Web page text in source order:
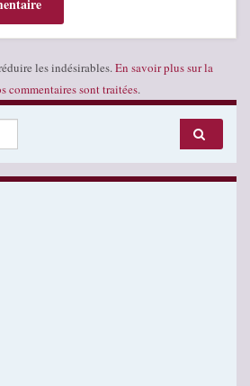
les indésirables. En savoir plus sur la
commentaires sont traitées.